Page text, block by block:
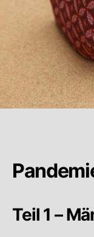
Teil 1 –